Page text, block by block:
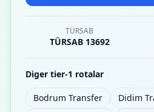
TÜRSAB
TÜRSAB 13692
Diger tier-1 rotalar
Bodrum Transfer
Didim